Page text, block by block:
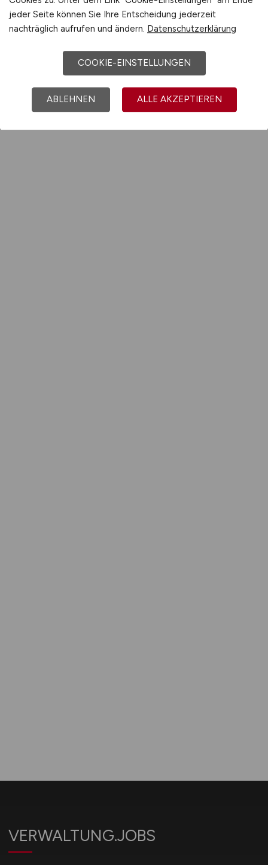
VERWALTUNG.JOBS
jeder Seite können Sie Ihre Entscheidung jederzeit
nachträglich aufrufen und ändern. Datenschutzerklärung
COOKIE-EINSTELLUNGEN
ABLEHNEN ALLE AKZEPTIEREN